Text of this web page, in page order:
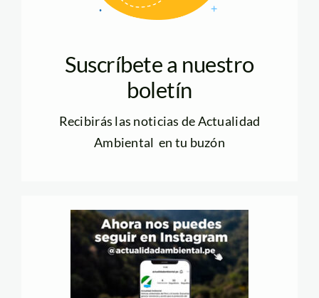
Suscríbete a nuestro
boletín
Recibirás las noticias de Actualidad
Ambiental en tu buzón